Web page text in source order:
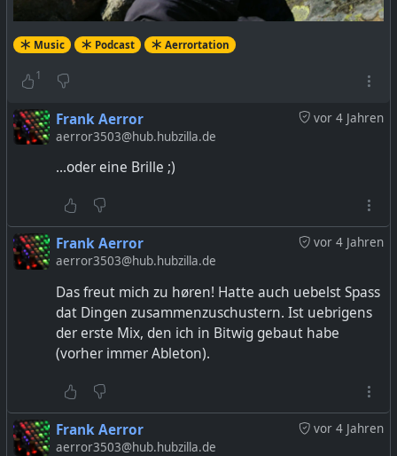
Music Podcast Aerrortation
1
vor 4 Jahren
Frank Aerror
aerror3503@hub.hubzilla.de
...oder eine Brille ;)
vor 4 Jahren
Frank Aerror
aerror3503@hub.hubzilla.de
Das freut mich zu høren! Hatte auch uebelst Spass
dat Dingen zusammenzuschustern. Ist uebrigens
der erste Mix, den ich in Bitwig gebaut habe
(vorher immer Ableton).
vor 4 Jahren
Frank Aerror
aerror3503@hub.hubzilla.de